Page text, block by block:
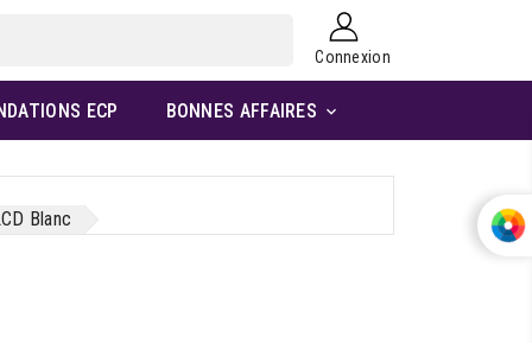
Connexion
ECP BONNES AFFAIRES 
Blanc